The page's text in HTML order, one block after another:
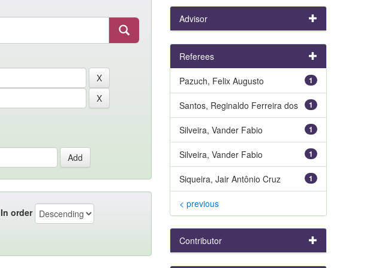
In order
Advisor
Referees
1
Pazuch, Felix Augusto
1
Santos, Reginaldo Ferreira dos
1
Silveira, Vander Fabio
1
Silveira, Vander Fabio
1
Siqueira, Jair Antônio Cruz
< previous
Contributor